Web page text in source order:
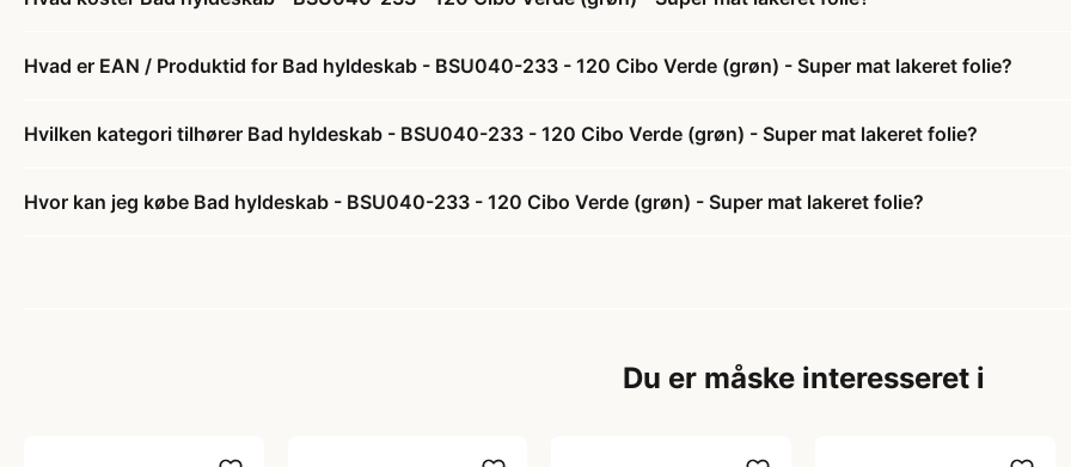
Hvad er EAN / Produktid for Bad hyldeskab - BSU040-233 - 120 Cibo Verde (grøn) - Super mat lakeret folie?
Hvilken kategori tilhører Bad hyldeskab - BSU040-233 - 120 Cibo Verde (grøn) - Super mat lakeret folie?
Hvor kan jeg købe Bad hyldeskab - BSU040-233 - 120 Cibo Verde (grøn) - Super mat lakeret folie?
Du er måske interesseret i